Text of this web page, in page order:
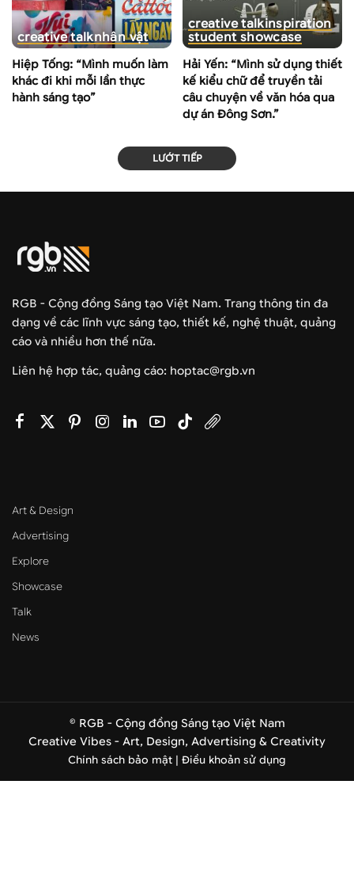
creative talknhân vật
Hiệp Tống: “Mình muốn làm
khác đi khi mỗi lần thực
hành sáng tạo”
creative talkinspiration
student showcase
Hải Yến: “Mình sử dụng thiết
kế kiểu chữ để truyền tải
câu chuyện về văn hóa qua
dự án Đông Sơn.”
LƯỚT TIẾP
RGB - Cộng đồng Sáng tạo Việt Nam. Trang thông tin đa
dạng về các lĩnh vực sáng tạo, thiết kế, nghệ thuật, quảng
cáo và nhiều hơn thế nữa.
Liên hệ hợp tác, quảng cáo: hoptac@rgb.vn
Art & Design
Advertising
Explore
Showcase
Talk
News
© RGB - Cộng đồng Sáng tạo Việt Nam
Creative Vibes - Art, Design, Advertising & Creativity
Chính sách bảo mật | Điều khoản sử dụng